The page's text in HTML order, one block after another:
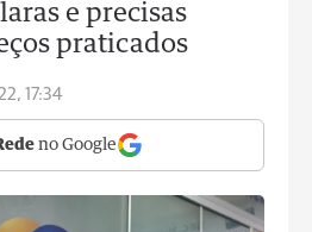
e precisas
praticados
17:34
no Google